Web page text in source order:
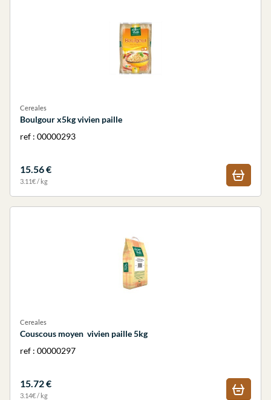
Cereales
Boulgour x5kg vivien paille
ref : 00000293
15.56 €
3.11€ / kg
Cereales
Couscous moyen vivien paille 5kg
ref : 00000297
15.72 €
3.14€ / kg